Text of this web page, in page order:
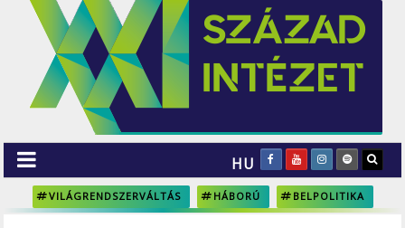
HU
VILÁGRENDSZERVÁLTÁS HÁBORÚ BELPOLITIKA